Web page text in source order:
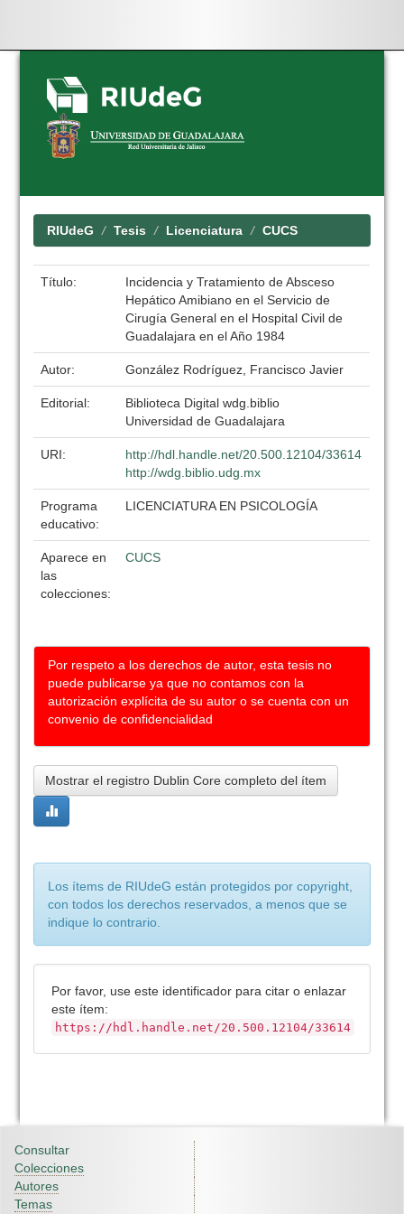
Skip
navigation
RIUdeG Tesis Licenciatura CUCS
Título:
Incidencia y Tratamiento de Absceso
Hepático Amibiano en el Servicio de
Cirugía General en el Hospital Civil de
Guadalajara en el Año 1984
Autor: González Rodríguez, Francisco Javier
Editorial:
Biblioteca Digital wdg.biblio
Universidad de Guadalajara
URI:
http://hdl.handle.net/20.500.12104/33614
http://wdg.biblio.udg.mx
Programa
educativo:
LICENCIATURA EN PSICOLOGÍA
Aparece en
las
colecciones:
CUCS
Por respeto a los derechos de autor, esta tesis no
puede publicarse ya que no contamos con la
autorización explícita de su autor o se cuenta con un
convenio de confidencialidad
Mostrar el registro Dublin Core completo del ítem
Los ítems de RIUdeG están protegidos por copyright,
con todos los derechos reservados, a menos que se
indique lo contrario.
Por favor, use este identificador para citar o enlazar
este ítem:
https://hdl.handle.net/20.500.12104/33614
Consultar
Colecciones
Autores
Temas